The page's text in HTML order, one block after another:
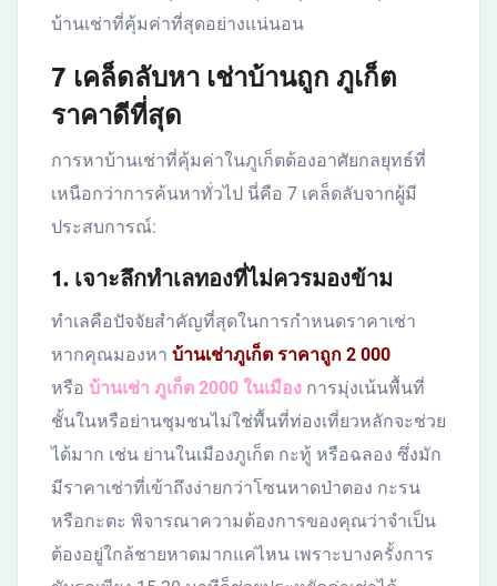
บ้านเช่าที่คุ้มค่าที่สุดอย่างแน่นอน
7 เคล็ดลับหา เช่าบ้านถูก ภูเก็ต
ราคาดีที่สุด
การหาบ้านเช่าที่คุ้มค่าในภูเก็ตต้องอาศัยกลยุทธ์ที่
เหนือกว่าการค้นหาทั่วไป นี่คือ 7 เคล็ดลับจากผู้มี
ประสบการณ์:
1. เจาะลึกทำเลทองที่ไม่ควรมองข้าม
ทำเลคือปัจจัยสำคัญที่สุดในการกำหนดราคาเช่า
หากคุณมองหา บ้านเช่าภูเก็ต ราคาถูก 2 000
หรือ บ้านเช่า ภูเก็ต 2000 ในเมือง การมุ่งเน้นพื้นที่
ชั้นในหรือย่านชุมชนไม่ใช่พื้นที่ท่องเที่ยวหลักจะช่วย
ได้มาก เช่น ย่านในเมืองภูเก็ต กะทู้ หรือฉลอง ซึ่งมัก
มีราคาเช่าที่เข้าถึงง่ายกว่าโซนหาดป่าตอง กะรน
หรือกะตะ พิจารณาความต้องการของคุณว่าจำเป็น
ต้องอยู่ใกล้ชายหาดมากแค่ไหน เพราะบางครั้งการ